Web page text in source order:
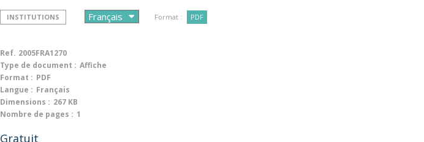
INSTITUTIONS Format : PDF
Ref. 2005FRA1270
Type de document : Affiche
Format : PDF
Langue : Français
Dimensions : 267 KB
Nombre de pages : 1
Gratuit